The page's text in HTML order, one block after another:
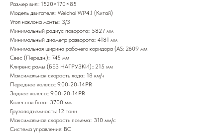
Размер вил:: 1520×170×85
Модель двигателя:: Weichai WP4.1 (Китай)
Угол наклона мачты:: 3/3
Минимальный радиус поворота:: 5827 мм
Минимальный диаметр разворота:: 4181 мм
Минимальная ширина рабочего коридора (AS: 2609 мм
Свес (Передн.):: 745 мм
Клиренс рамы (БЕЗ НАГРУЗКИ):: 215 мм
Максимальная скорость хода:: 18 км/ч
Переднее колесо:: 9.00-20-14PR
Заднее колесо:: 9.00-20-14PR
Колесная база:: 3700 мм
Грузоподъемность: 12 тонн
Максимальная скорость поъема:: 310 мм/с
Система управления: ВС